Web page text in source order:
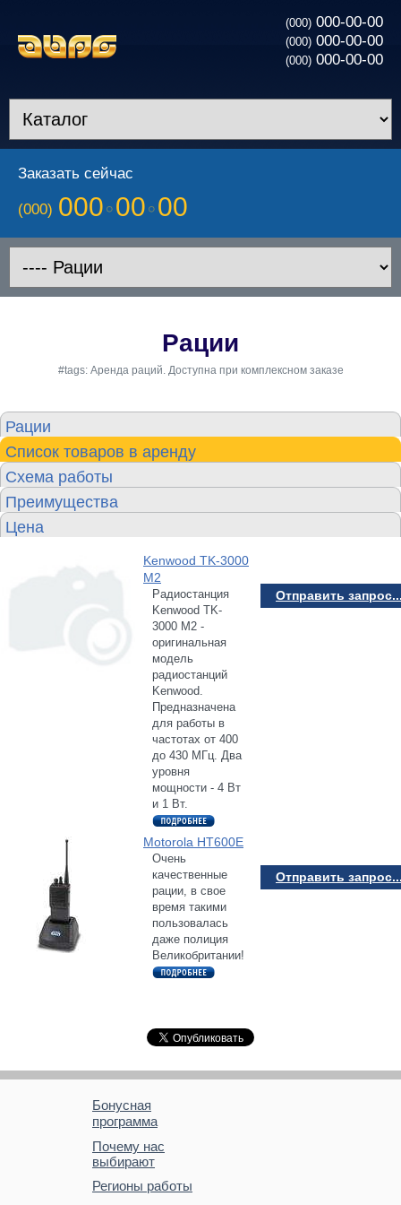
(000) 000-00-00
(000) 000-00-00
(000) 000-00-00
Заказать сейчас
(000) 000 00 00
Рации
#tags: Аренда раций. Доступна при комплексном заказе
Рации
Список товаров в аренду
Схема работы
Преимущества
Цена
Kenwood TK-3000
M2
Радиостанция
Kenwood TK-
3000 M2 -
оригинальная
модель
радиостанций
Kenwood.
Предназначена
для работы в
частотах от 400
до 430 МГц. Два
уровня
мощности - 4 Вт
и 1 Вт.
Отправить
Motorola HT600E
Очень
качественные
рации, в свое
время такими
пользовалась
даже полиция
Великобритании!
Отправить
Бонусная
программа
Почему нас
выбирают
Регионы работы